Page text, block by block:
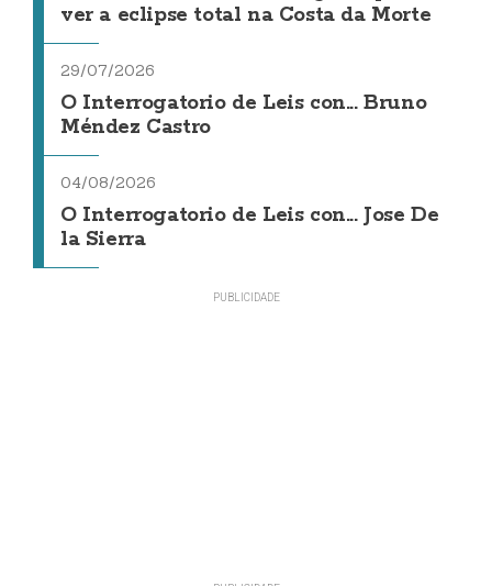
ver a eclipse total na Costa da Morte
29/07/2026
O Interrogatorio de Leis con... Bruno
Méndez Castro
04/08/2026
O Interrogatorio de Leis con... Jose De
la Sierra